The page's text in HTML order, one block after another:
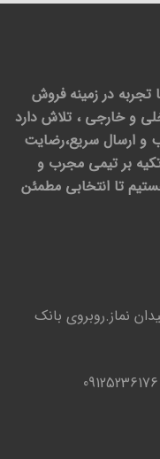
تجربه در زمینه فروش
و خارجی ، تلاش دارد
و ارسال سریع،رضایت
بر تیمی مجرب و
تا انتخابی مطمئن
نماز.روبروی بانک